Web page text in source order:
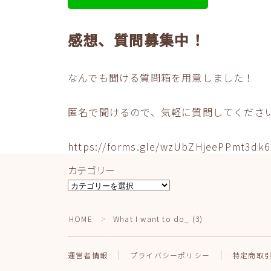
感想、質問募集中！
なんでも聞ける質問箱を用意しました！
匿名で聞けるので、気軽に質問してくださ
https://forms.gle/wzUbZHjeePPmt3dk6
カテゴリー
カ
ゴ
ー
HOME ＞ What I want to do_ (3)
運営者情報 プライバシーポリシー 特定商取